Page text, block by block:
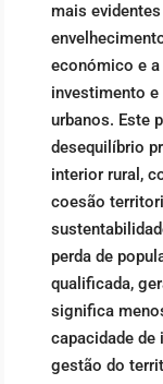
mais
económico e
investimento
urbanos. Este
desequilíbrio
interior rural,
coesão
perda de
qualificada,
significa
capacidade de
gestão do